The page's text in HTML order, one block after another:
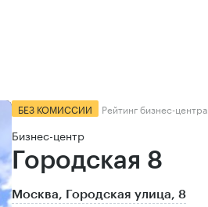
БЕЗ КОМИССИИ Рейтинг бизнес-центра
Бизнес-центр
Городская 8
Москва, Городская улица, 8